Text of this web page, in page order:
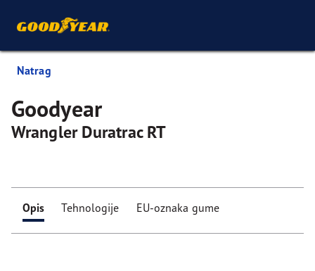
Natrag
Goodyear
Wrangler Duratrac RT
Opis Tehnologije EU-oznaka gume